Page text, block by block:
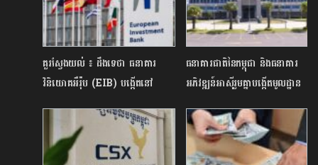
គួរស្វែងយល់ ៖ ដឹងទេថា ធនាគារ
វិនិយោគអឺរ៉ុប (EIB) បង្កើតនៅ
ធនាគារជាតិនៃកម្ពុជា និងធនាគារ
អភិវឌ្ឍន៍អាស៊ីរួមគ្នាបង្កើតមូលដ្ឋាន